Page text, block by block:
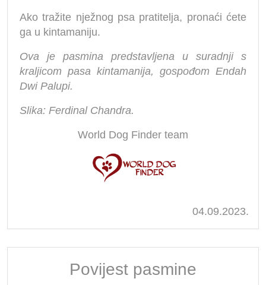
Ako tražite nježnog psa pratitelja, pronaći ćete
ga u kintamaniju.
Ova je pasmina predstavljena u suradnji s
kraljicom pasa kintamanija, gospođom Endah
Dwi Palupi.
Slika: Ferdinal Chandra.
World Dog Finder team
04.09.2023.
Povijest pasmine